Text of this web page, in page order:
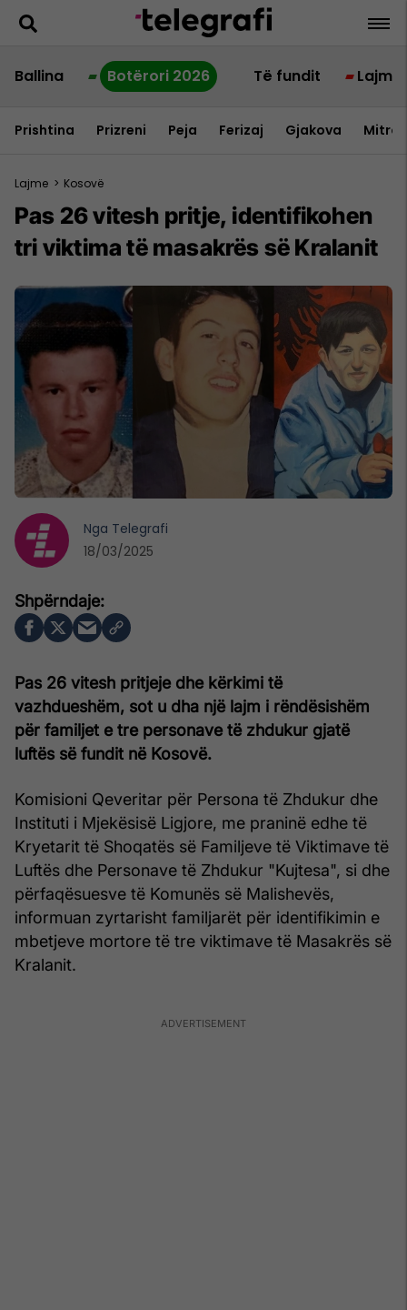
Ballina Botërori 2026 Të fundit Lajme
Prishtina Prizreni Peja Ferizaj Gjakova
Lajme > Kosovë
Pas 26 vitesh pritje, identifikohen
tri viktima të masakrës së Kralanit
Pas 26 vitesh pritjeje dhe kërkimi të
vazhdueshëm, sot u dha një lajm i rëndësishëm
për familjet e tre personave të zhdukur gjatë
luftës së fundit në Kosovë.
Komisioni Qeveritar për Persona të Zhdukur dhe
Instituti i Mjekësisë Ligjore, me praninë edhe të
Kryetarit të Shoqatës së Familjeve të Viktimave të
Luftës dhe Personave të Zhdukur "Kujtesa", si dhe
përfaqësuesve të Komunës së Malishevës,
informuan zyrtarisht familjarët për identifikimin e
mbetjeve mortore të tre viktimave të Masakrës së
Kralanit.
Nga Telegrafi
18/03/2025